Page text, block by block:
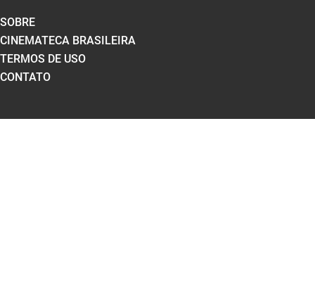
SOBRE
CINEMATECA BRASILEIRA
TERMOS DE USO
CONTATO